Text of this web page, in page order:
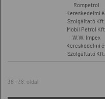
Rompetrol
Kereskedelmi
Szolgáltató Kft.
Mobil Petrol Kft.
W.W. Impex
Kereskedelmi
Szolgáltató Kft.
38 - 38. oldal